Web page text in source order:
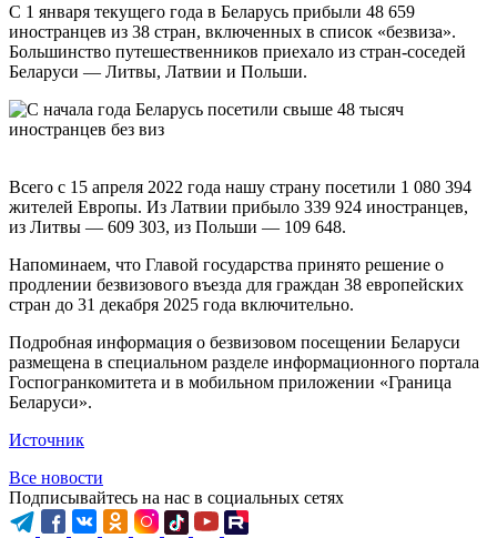
С 1 января текущего года в Беларусь прибыли 48 659
иностранцев из 38 стран, включенных в список «безвиза».
Большинство путешественников приехало из стран-соседей
Беларуси — Литвы, Латвии и Польши.
Всего с 15 апреля 2022 года нашу страну посетили 1 080 394
жителей Европы. Из Латвии прибыло 339 924 иностранцев,
из Литвы — 609 303, из Польши — 109 648.
Напоминаем, что Главой государства принято решение о
продлении безвизового въезда для граждан 38 европейских
стран до 31 декабря 2025 года включительно.
Подробная информация о безвизовом посещении Беларуси
размещена в специальном разделе информационного портала
Госпогранкомитета и в мобильном приложении «Граница
Беларуси».
Источник
Все новости
Подписывайтесь на нас в социальных сетях